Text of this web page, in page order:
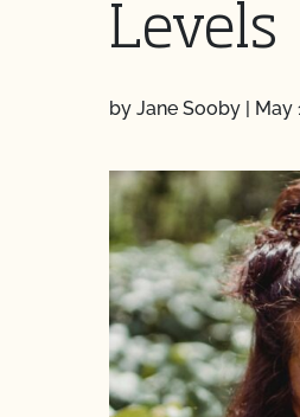
Levels
by Jane Sooby | May